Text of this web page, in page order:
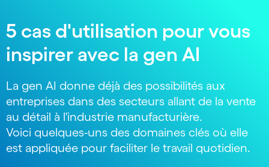
5 cas d'utilisation pour vous
inspirer avec la gen AI
La gen AI donne déjà des possibilités aux
entreprises dans des secteurs allant de la vente
au détail à l'industrie manufacturière.
Voici quelques-uns des domaines clés où elle
est appliquée pour faciliter le travail quotidien.